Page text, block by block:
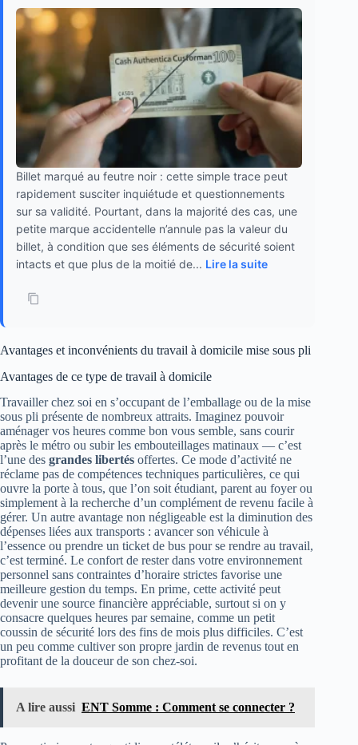
Billet marqué au feutre noir : cette simple trace peut
rapidement susciter inquiétude et questionnements
sur sa validité. Pourtant, dans la majorité des cas, une
petite marque accidentelle n’annule pas la valeur du
billet, à condition que ses éléments de sécurité soient
intacts et que plus de la moitié de... Lire la suite
Avantages et inconvénients du travail à domicile mise sous pli
Avantages de ce type de travail à domicile
Travailler chez soi en s’occupant de l’emballage ou de la mise
sous pli présente de nombreux attraits. Imaginez pouvoir
aménager vos heures comme bon vous semble, sans courir
après le métro ou subir les embouteillages matinaux — c’est
l’une des grandes libertés offertes. Ce mode d’activité ne
réclame pas de compétences techniques particulières, ce qui
ouvre la porte à tous, que l’on soit étudiant, parent au foyer ou
simplement à la recherche d’un complément de revenu facile à
gérer. Un autre avantage non négligeable est la diminution des
dépenses liées aux transports : avancer son véhicule à
l’essence ou prendre un ticket de bus pour se rendre au travail,
c’est terminé. Le confort de rester dans votre environnement
personnel sans contraintes d’horaire strictes favorise une
meilleure gestion du temps. En prime, cette activité peut
devenir une source financière appréciable, surtout si on y
consacre quelques heures par semaine, comme un petit
coussin de sécurité lors des fins de mois plus difficiles. C’est
un peu comme cultiver son propre jardin de revenus tout en
profitant de la douceur de son chez-soi.
A lire aussi ENT Somme : Comment se connecter ?